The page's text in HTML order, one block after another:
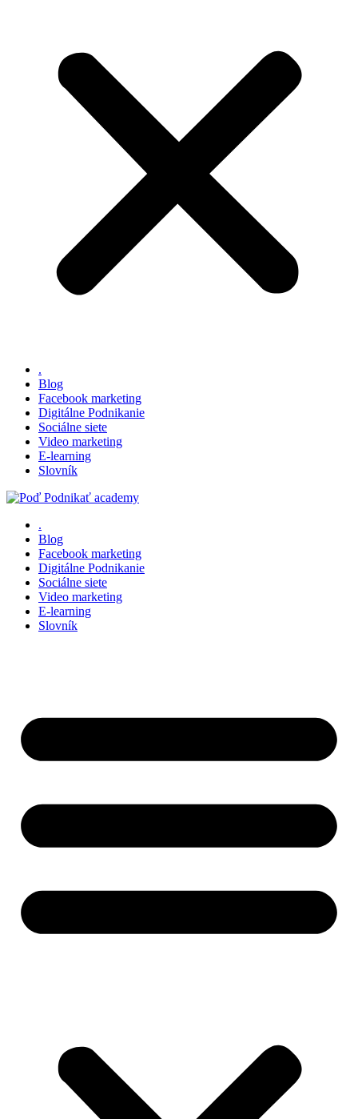
.
Blog
Facebook marketing
Digitálne Podnikanie
Sociálne siete
Video marketing
E-learning
Slovník
.
Blog
Facebook marketing
Digitálne Podnikanie
Sociálne siete
Video marketing
E-learning
Slovník